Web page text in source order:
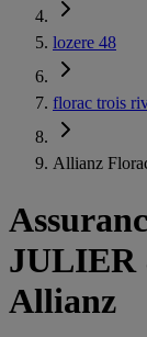
lozere 48
florac trois
Allianz
JULIER
Allianz